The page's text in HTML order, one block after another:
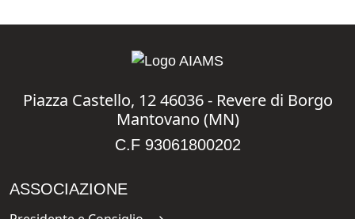
Piazza Castello, 12 46036 - Revere di Borgo
Mantovano (MN)
C.F 93061800202
ASSOCIAZIONE